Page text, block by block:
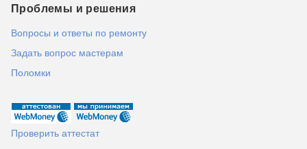
Проблемы и решения
Вопросы и ответы по ремонту
Задать вопрос мастерам
Поломки
Проверить аттестат